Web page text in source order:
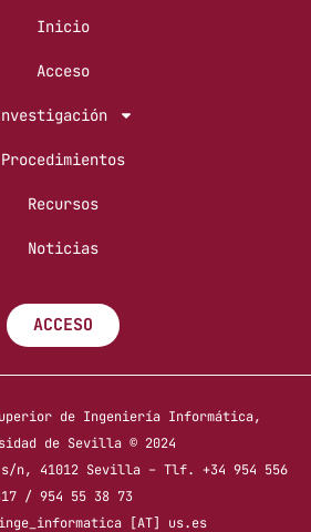
Inicio
Acceso
Procedimientos
Recursos
Noticias
ACCESO
de Ingeniería Informática,
de Sevilla © 2024
s/n, 41012 Sevilla – Tlf. +34 954 556
/ 954 55 38 73
[AT] us.es